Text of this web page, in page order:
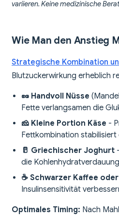
variieren. Keine medizinische
Wie Man den Anstieg
Strategische Kombination
Blutzuckerwirkung erheblich
🥜 Handvoll Nüsse
Fette verlangsamen die
🧀 Kleine Portion Käse -
Fettkombination
🥛 Griechischer Joghurt
die Kohlenhydratverdauung
☕ Schwarzer Kaffee
Insulinsensitivität
Optimales Timing: Nach